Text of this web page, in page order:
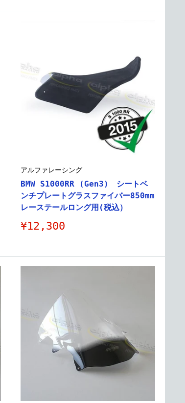
価
アルファレーシング
BMW S1000RR (Gen3) シートベ
ンチプレートグラスファイバー850mm
レーステールロング用(税込）
販
格
¥12,300